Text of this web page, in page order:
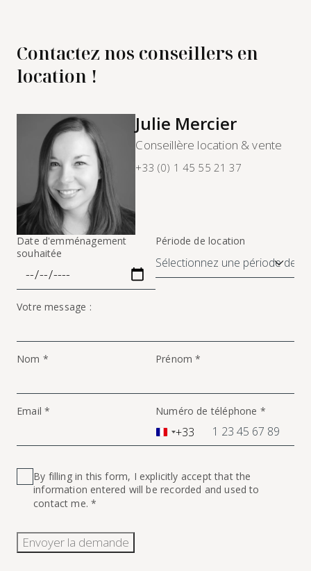
Contactez nos conseillers en
location !
Julie Mercier
Conseillère location & vente
+33 (0) 1 45 55 21 37
Date d'emménagement
souhaitée
Période de location
Votre message :
Nom * Prénom *
Email * Numéro de téléphone *
France
+33
By filling in this form, I explicitly accept that the
information entered will be recorded and used to
contact me. *
Envoyer la demande